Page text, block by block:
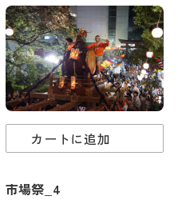
カートに追加
市場祭_4